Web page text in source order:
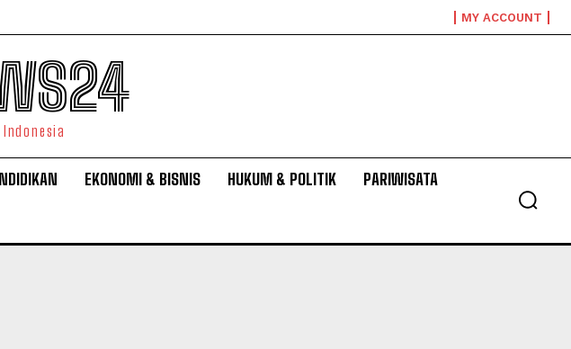
MY ACCOUNT
EKONOMI & BISNIS HUKUM & POLITIK PARIWISATA